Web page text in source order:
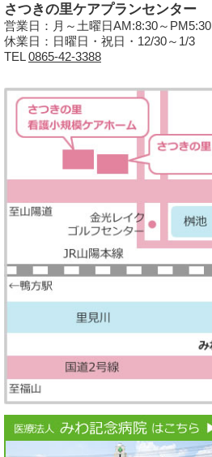
さつきの里ケアプランセンター
営業日：月～土曜日AM:8:30～PM5:30
休業日：日曜日・祝日・12/30～1/3
TEL0865-42-3388